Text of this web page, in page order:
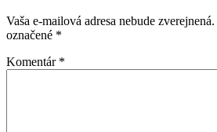
Vaša e-mailová adresa nebude zverejnená.
označené *
Komentár *